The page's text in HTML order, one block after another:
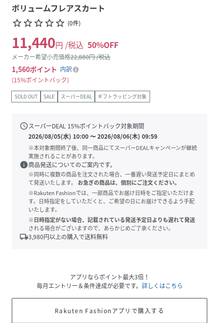
ボリュームフレアスカート
star_borderstar_borderstar_borderstar_borderstar_border (0件)
11,440円 /税込 50%OFF
メーカー希望小売価格22,880円 /税込
1,560ポイント 内訳
15%ポイントバック
SOLD OUT SALE スーパーDEAL ギフトラッピング対象
scheduleスーパーDEAL 15%ポイントバック対象期間
2026/08/05(水) 10:00〜2026/08/06(木) 09:59
※本対象期間終了後、同一商品にてスーパーDEALキャンペーンが継続
実施されることがあります。
info商品発送についてのご案内です。
※同時に複数の商品を注文された場合、一番遅い発送予定日にまとめ
て発送いたします。
お急ぎの商品は、個別にご注文ください。
※Rakuten Fashionでは、一部商品でお届け日時をご指定いただけま
す。日時指定をしていただくと、ご希望の日にお届けできるよう手配
いたします。
※日時指定がない場合、記載されている発送予定日よりも遅れて発送
される場合がございますので、あらかじめご了承ください。
local_shipping3,980円以上の購入で送料無料
アプリならポイント最大3倍！
毎月エントリー＆条件達成が必要です。 詳しくはこちら
Rakuten Fashionアプリで購入する